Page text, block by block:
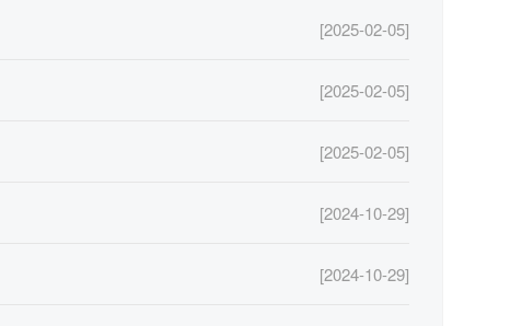
[2025-02-05]
[2025-02-05]
[2025-02-05]
[2024-10-29]
[2024-10-29]